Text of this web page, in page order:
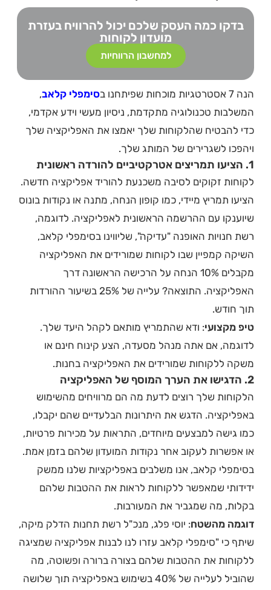
בדקו כמה העסק שלכם יכול להרוויח בעזרת
מועדון לקוחות
למחשבון הרווחיות
הנה 7 אסטרטגיות מוכחות שפיתחנו ב סימפלי קלאב,
המשלבות טכנולוגיה מתקדמת, ניסיון מעשי וידע אקדמי,
כדי להבטיח שהלקוחות שלך יאמצו את האפליקציה שלך
ויהפכו לשגרירים של המותג שלך.
1. הציעו תמריצים אטרקטיביים להורדה ראשונית
לקוחות זקוקים לסיבה משכנעת להוריד אפליקציה חדשה.
הציעו תמריץ מיידי, כמו קופון הנחה, מתנה או נקודות בונוס
שיוענקו עם ההרשמה הראשונית לאפליקציה. לדוגמה,
רשת חנויות האופנה "עדיקה", שליווינו בסימפלי קלאב,
השיקה קמפיין שבו לקוחות שמורידים את האפליקציה
מקבלים 10% הנחה על הרכישה הראשונה דרך
האפליקציה. התוצאה? עלייה של 25% בשיעור ההורדות
תוך חודש.
טיפ מקצועי: ודא שהתמריץ מותאם לקהל היעד שלך.
לדוגמה, אם אתה מנהל מסעדה, הצע קינוח חינם או
משקה ללקוחות שמורידים את האפליקציה בחנות.
2. הדגישו את הערך המוסף של האפליקציה
הלקוחות שלך רוצים לדעת מה הם מרוויחים מהשימוש
באפליקציה. הדגש את היתרונות הבלעדיים שהם יקבלו,
כמו גישה למבצעים מיוחדים, התראות על מכירות פרטיות,
או אפשרות לעקוב אחר נקודות המועדון שלהם בזמן אמת.
בסימפלי קלאב, אנו משלבים באפליקציות שלנו ממשק
ידידותי שמאפשר ללקוחות לראות את ההטבות שלהם
בקלות, מה שמגביר את המעורבות.
דוגמה מהשטח: יוסי פלג, מנכ"ל רשת תחנות הדלק מיקה,
שיתף כי "סימפלי קלאב עזרו לנו לבנות אפליקציה שמציגה
ללקוחות את ההטבות שלהם בצורה ברורה ופשוטה, מה
שהוביל לעלייה של 40% בשימוש באפליקציה תוך שלושה